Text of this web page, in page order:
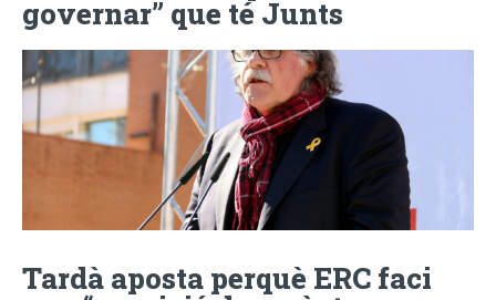
governar” que té Junts
Tardà aposta perquè ERC faci